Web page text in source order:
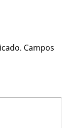
Campos